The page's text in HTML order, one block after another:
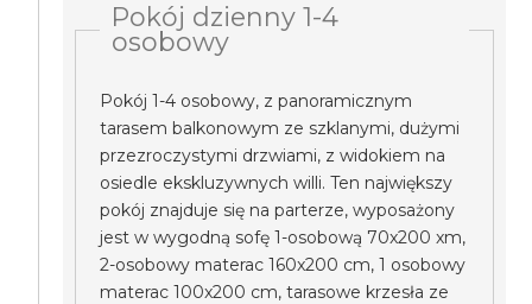
Pokój dzienny 1-4
osobowy
Pokój 1-4 osobowy, z panoramicznym
tarasem balkonowym ze szklanymi, dużymi
przezroczystymi drzwiami, z widokiem na
osiedle ekskluzywnych willi. Ten największy
pokój znajduje się na parterze, wyposażony
jest w wygodną sofę 1-osobową 70x200 xm,
2-osobowy materac 160x200 cm, 1 osobowy
materac 100x200 cm, tarasowe krzesła ze